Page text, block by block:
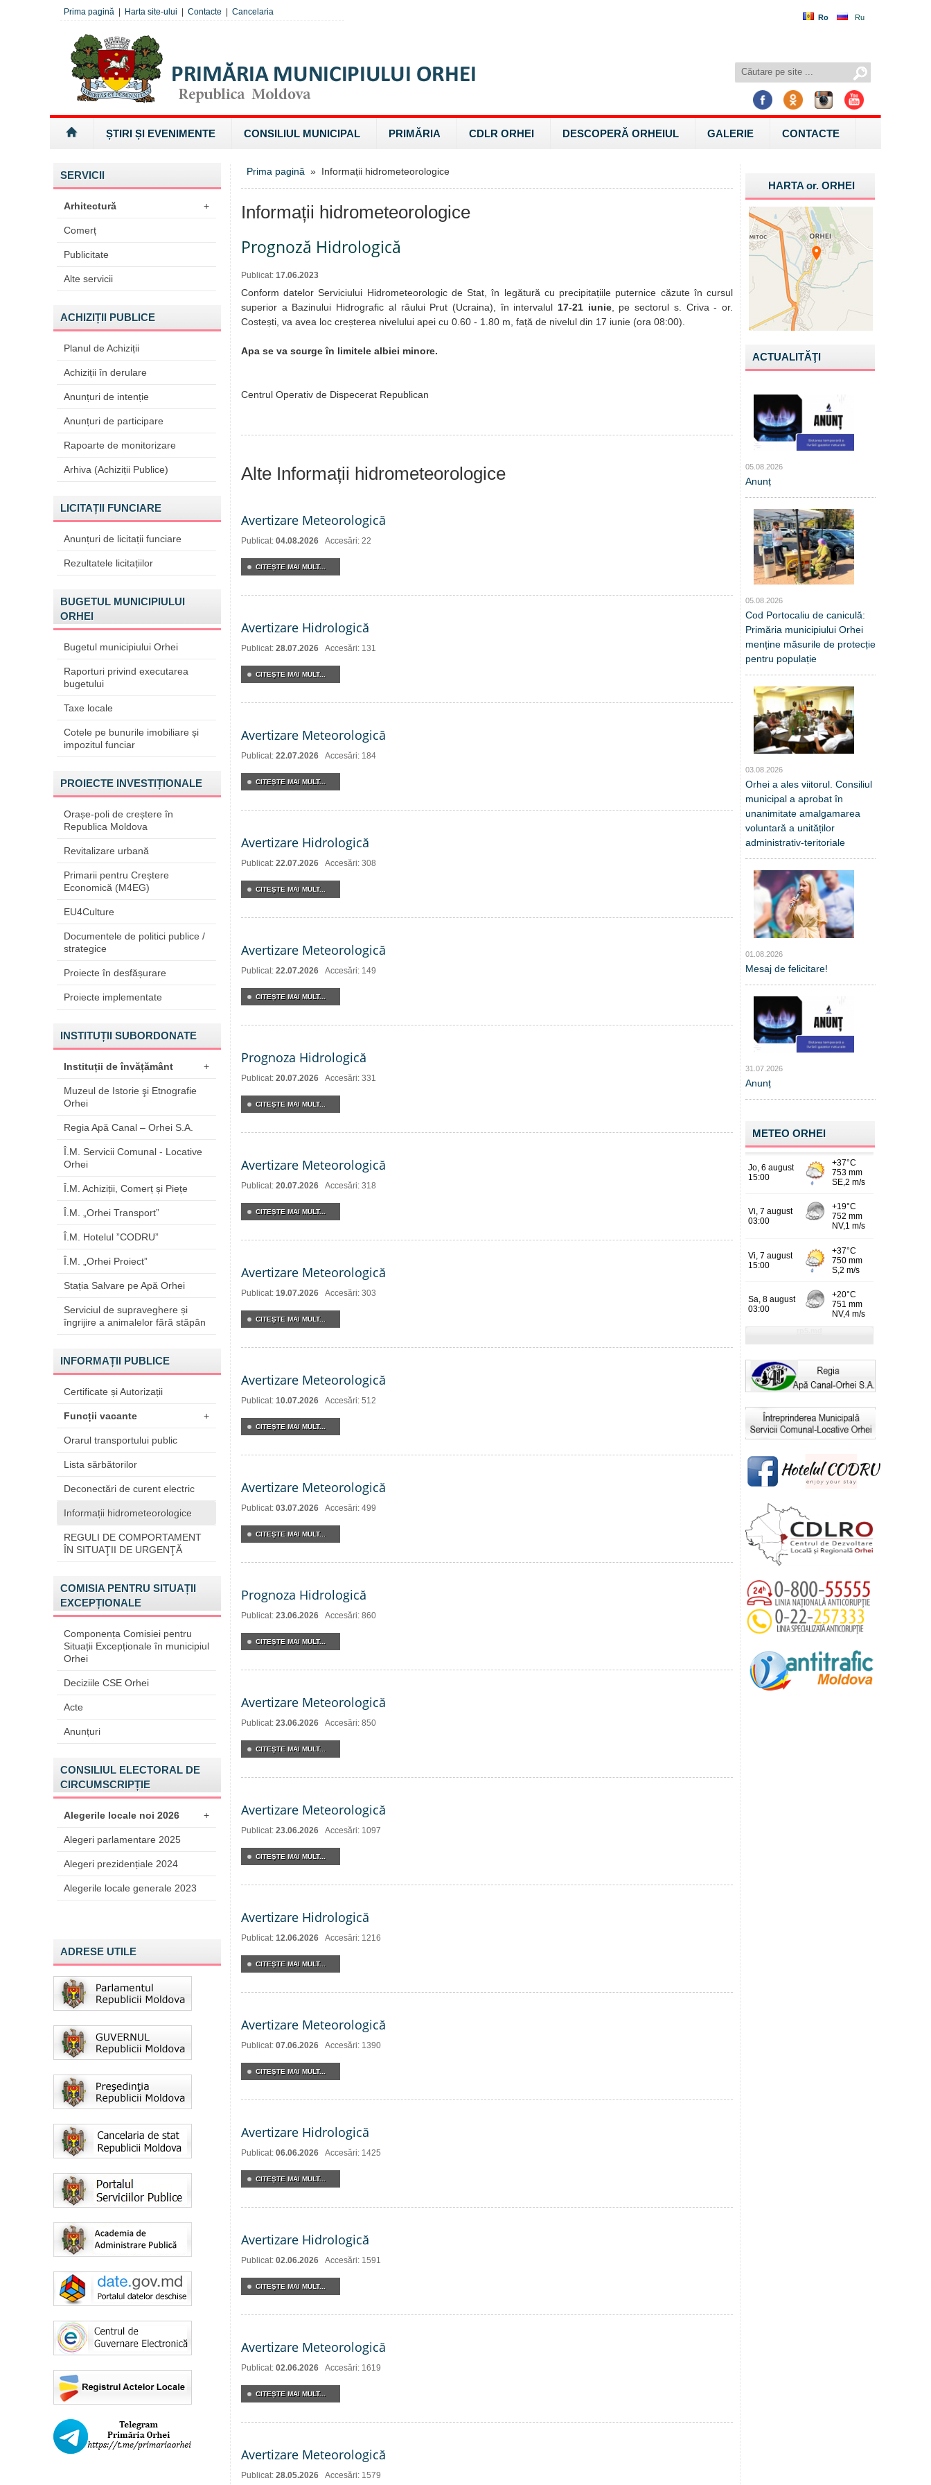
Ro Ru
Prima pagină Harta site-ului Contacte Cancelaria
ȘTIRI ȘI EVENIMENTE CONSILIUL MUNICIPAL PRIMĂRIA CDLR ORHEI DESCOPERĂ ORHEIUL GALERIE CONTACTE
SERVICII
Arhitectură +
Comerț
Publicitate
Alte servicii
ACHIZIȚII PUBLICE
Planul de Achiziții
Achiziții în derulare
Anunțuri de intenție
Anunțuri de participare
Rapoarte de monitorizare
Arhiva (Achiziții Publice)
LICITAȚII FUNCIARE
Anunțuri de licitații funciare
Rezultatele licitațiilor
BUGETUL MUNICIPIULUI
ORHEI
Bugetul municipiului Orhei
Raporturi privind executarea
bugetului
Taxe locale
Cotele pe bunurile imobiliare și
impozitul funciar
PROIECTE INVESTIȚIONALE
Orașe-poli de creștere în
Republica Moldova
Revitalizare urbană
Primarii pentru Creștere
Economică (M4EG)
EU4Culture
Documentele de politici publice /
strategice
Proiecte în desfășurare
Proiecte implementate
INSTITUȚII SUBORDONATE
Instituții de învățământ +
Muzeul de Istorie şi Etnografie
Orhei
Regia Apă Canal – Orhei S.A.
Î.M. Servicii Comunal - Locative
Orhei
Î.M. Achiziții, Comerț și Piețe
Î.M. „Orhei Transport”
Î.M. Hotelul ”CODRU”
Î.M. „Orhei Proiect”
Stația Salvare pe Apă Orhei
Serviciul de supraveghere și
îngrijire a animalelor fără stăpân
INFORMAȚII PUBLICE
Certificate și Autorizații
Funcții vacante +
Orarul transportului public
Lista sărbătorilor
Deconectări de curent electric
Informații hidrometeorologice
REGULI DE COMPORTAMENT
ÎN SITUAŢII DE URGENŢĂ
COMISIA PENTRU SITUAȚII
EXCEPȚIONALE
Componența Comisiei pentru
Situații Excepționale în municipiul
Orhei
Deciziile CSE Orhei
Acte
Anunțuri
CONSILIUL ELECTORAL DE
CIRCUMSCRIPȚIE
Alegerile locale noi 2026 +
Alegeri parlamentare 2025
Alegeri prezidențiale 2024
Alegerile locale generale 2023
ADRESE UTILE
Prima pagină » Informații hidrometeorologice
Informații hidrometeorologice
Prognoză Hidrologică
Publicat: 17.06.2023
Conform datelor Serviciului Hidrometeorologic de Stat, în legătură cu precipitațiile puternice căzute în cursul
superior a Bazinului Hidrografic al râului Prut (Ucraina), în intervalul 17-21 iunie, pe sectorul s. Criva - or.
Costești, va avea loc creșterea nivelului apei cu 0.60 - 1.80 m, față de nivelul din 17 iunie (ora 08:00).
Apa se va scurge în limitele albiei minore.
Centrul Operativ de Dispecerat Republican
Alte Informații hidrometeorologice
Avertizare Meteorologică
Publicat: 04.08.2026 Accesări: 22
CITEŞTE MAI MULT...
Avertizare Hidrologică
Publicat: 28.07.2026 Accesări: 131
CITEŞTE MAI MULT...
Avertizare Meteorologică
Publicat: 22.07.2026 Accesări: 184
CITEŞTE MAI MULT...
Avertizare Hidrologică
Publicat: 22.07.2026 Accesări: 308
CITEŞTE MAI MULT...
Avertizare Meteorologică
Publicat: 22.07.2026 Accesări: 149
CITEŞTE MAI MULT...
Prognoza Hidrologică
Publicat: 20.07.2026 Accesări: 331
CITEŞTE MAI MULT...
Avertizare Meteorologică
Publicat: 20.07.2026 Accesări: 318
CITEŞTE MAI MULT...
Avertizare Meteorologică
Publicat: 19.07.2026 Accesări: 303
CITEŞTE MAI MULT...
Avertizare Meteorologică
Publicat: 10.07.2026 Accesări: 512
CITEŞTE MAI MULT...
Avertizare Meteorologică
Publicat: 03.07.2026 Accesări: 499
CITEŞTE MAI MULT...
Prognoza Hidrologică
Publicat: 23.06.2026 Accesări: 860
CITEŞTE MAI MULT...
Avertizare Meteorologică
Publicat: 23.06.2026 Accesări: 850
CITEŞTE MAI MULT...
Avertizare Meteorologică
Publicat: 23.06.2026 Accesări: 1097
CITEŞTE MAI MULT...
Avertizare Hidrologică
Publicat: 12.06.2026 Accesări: 1216
CITEŞTE MAI MULT...
Avertizare Meteorologică
Publicat: 07.06.2026 Accesări: 1390
CITEŞTE MAI MULT...
Avertizare Hidrologică
Publicat: 06.06.2026 Accesări: 1425
CITEŞTE MAI MULT...
Avertizare Hidrologică
Publicat: 02.06.2026 Accesări: 1591
CITEŞTE MAI MULT...
Avertizare Meteorologică
Publicat: 02.06.2026 Accesări: 1619
CITEŞTE MAI MULT...
Avertizare Meteorologică
Publicat: 28.05.2026 Accesări: 1579
HARTA or.ORHEI
ACTUALITĂŢI
05.08.2026
Anunț
05.08.2026
Cod Portocaliu de caniculă:
Primăria municipiului Orhei
menține măsurile de protecție
pentru populație
03.08.2026
Orhei a ales viitorul. Consiliul
municipal a aprobat în
unanimitate amalgamarea
voluntară a unităților
administrativ-teritoriale
01.08.2026
Mesaj de felicitare!
31.07.2026
Anunț
METEO ORHEI